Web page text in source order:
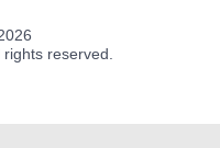
reserved.